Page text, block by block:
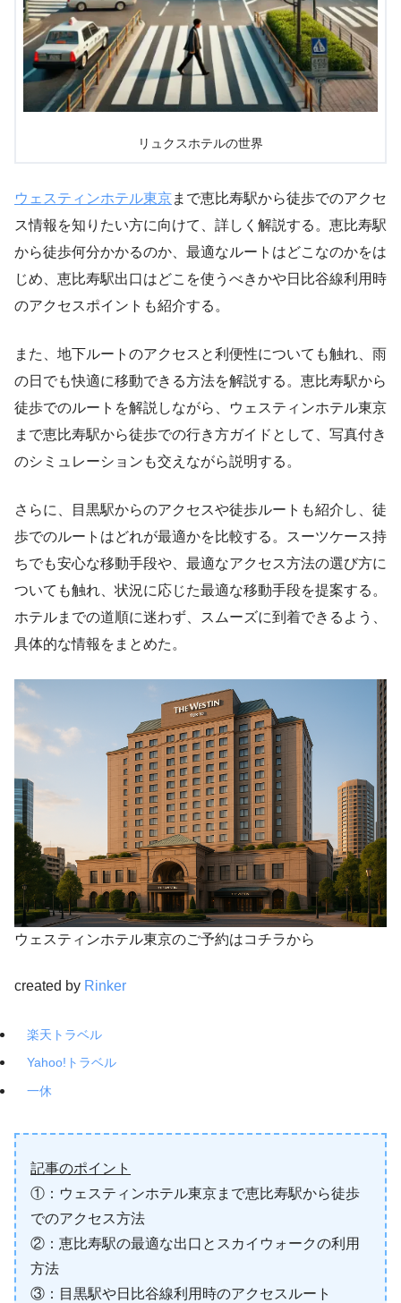
リュクスホテルの世界
ウェスティンホテル東京まで恵比寿駅から徒歩でのアクセ
ス情報を知りたい方に向けて、詳しく解説する。恵比寿駅
から徒歩何分かかるのか、最適なルートはどこなのかをは
じめ、恵比寿駅出口はどこを使うべきかや日比谷線利用時
のアクセスポイントも紹介する。
また、地下ルートのアクセスと利便性についても触れ、雨
の日でも快適に移動できる方法を解説する。恵比寿駅から
徒歩でのルートを解説しながら、ウェスティンホテル東京
まで恵比寿駅から徒歩での行き方ガイドとして、写真付き
のシミュレーションも交えながら説明する。
さらに、目黒駅からのアクセスや徒歩ルートも紹介し、徒
歩でのルートはどれが最適かを比較する。スーツケース持
ちでも安心な移動手段や、最適なアクセス方法の選び方に
ついても触れ、状況に応じた最適な移動手段を提案する。
ホテルまでの道順に迷わず、スムーズに到着できるよう、
具体的な情報をまとめた。
ウェスティンホテル東京のご予約はコチラから
created by Rinker
楽天トラベル
Yahoo!トラベル
一休
記事のポイント
①：ウェスティンホテル東京まで恵比寿駅から徒歩
でのアクセス方法
②：恵比寿駅の最適な出口とスカイウォークの利用
方法
③：目黒駅や日比谷線利用時のアクセスルート